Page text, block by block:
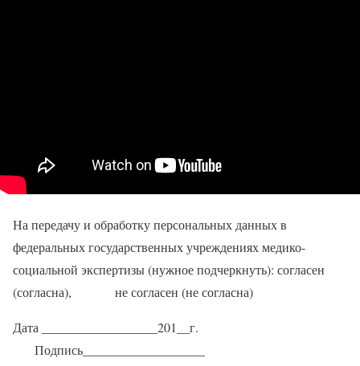
На передачу и обработку персональных данных в
федеральных государственных учреждениях медико-
социальной экспертизы (нужное подчеркнуть): согласен
(согласна), не согласен (не согласна)
Дата __________________201__г.
Подпись___________________